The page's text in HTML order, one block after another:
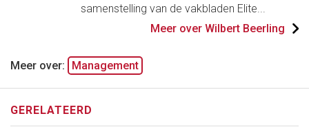
samenstelling van de vakbladen Elite...
Meer over Wilbert Beerling
Meer over: Management
GERELATEERD